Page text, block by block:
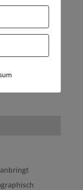
Energie und
nur ein
kultivieren